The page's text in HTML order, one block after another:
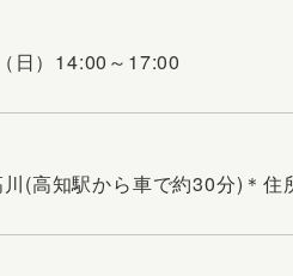
日）14:00～17:00
(高知駅から車で約30分)＊住